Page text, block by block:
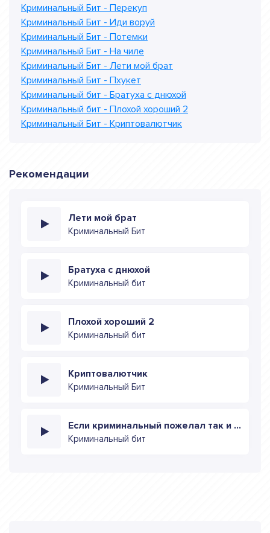
Криминальный Бит - Перекуп
Криминальный Бит - Иди воруй
Криминальный Бит - Потемки
Криминальный Бит - На чиле
Криминальный Бит - Лети мой брат
Криминальный Бит - Пхукет
Криминальный бит - Братуха с днюхой
Криминальный бит - Плохой хороший 2
Криминальный Бит - Криптовалютчик
Рекомендации
Лети мой брат
Криминальный Бит
Братуха с днюхой
Криминальный бит
Плохой хороший 2
Криминальный бит
Криптовалютчик
Криминальный Бит
Если криминальный пожелал так и будет
Криминальный бит